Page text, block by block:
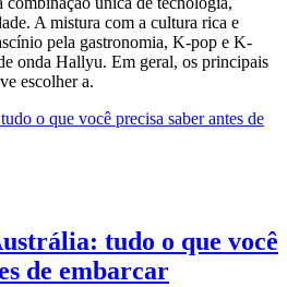
A mistura com a cultura rica e
pela gastronomia, K-pop e K-
onda Hallyu. Em geral, os principais
escolher a.
tudo o que você
de embarcar